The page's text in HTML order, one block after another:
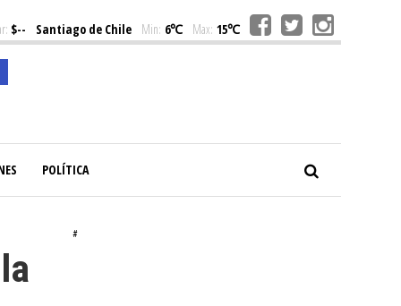
$-- Santiago de Chile Min: 6℃ Max: 15℃
POLÍTICA
#